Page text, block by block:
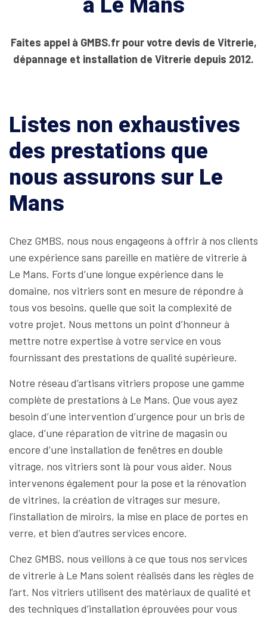
à Le Mans
Faites appel à GMBS.fr pour votre devis de Vitrerie,
dépannage et installation de Vitrerie depuis 2012.
Listes non exhaustives
des prestations que
nous assurons sur Le
Mans
Chez GMBS, nous nous engageons à offrir à nos clients
une expérience sans pareille en matière de vitrerie à
Le Mans. Forts d’une longue expérience dans le
domaine, nos vitriers sont en mesure de répondre à
tous vos besoins, quelle que soit la complexité de
votre projet. Nous mettons un point d’honneur à
mettre notre expertise à votre service en vous
fournissant des prestations de qualité supérieure.
Notre réseau d’artisans vitriers propose une gamme
complète de prestations à Le Mans. Que vous ayez
besoin d’une intervention d’urgence pour un bris de
glace, d’une réparation de vitrine de magasin ou
encore d’une installation de fenêtres en double
vitrage, nos vitriers sont là pour vous aider. Nous
intervenons également pour la pose et la rénovation
de vitrines, la création de vitrages sur mesure,
l’installation de miroirs, la mise en place de portes en
verre, et bien d’autres services encore.
Chez GMBS, nous veillons à ce que tous nos services
de vitrerie à Le Mans soient réalisés dans les règles de
l’art. Nos vitriers utilisent des matériaux de qualité et
des techniques d’installation éprouvées pour vous